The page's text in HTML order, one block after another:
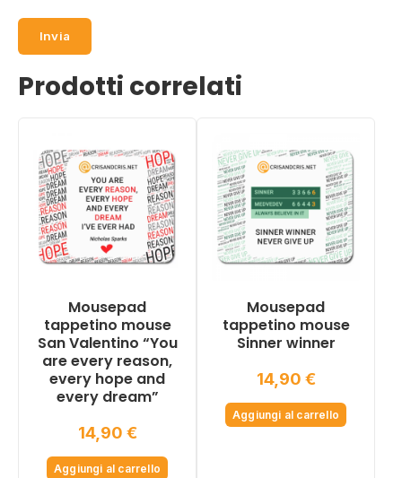
Prodotti correlati
Mousepad
tappetino mouse
San Valentino “You
are every reason,
every hope and
every dream”
14,90 €
Aggiungi al carrello
Mousepad
tappetino mouse
Sinner winner
14,90 €
Aggiungi al carrello